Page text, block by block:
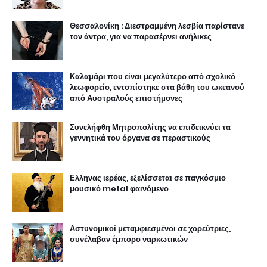
Θεσσαλονίκη : Διεστραμμένη λεσβία παρίστανε
τον άντρα, για να παρασέρνει ανήλικες
Καλαμάρι που είναι μεγαλύτερο από σχολικό
λεωφορείο, εντοπίστηκε στα βάθη του ωκεανού
από Αυστραλούς επιστήμονες
Συνελήφθη Μητροπολίτης να επιδεικνύει τα
γεννητικά του όργανα σε περαστικούς
Ελληνας ιερέας, εξελίσσεται σε παγκόσμιο
μουσικό metal φαινόμενο
Αστυνομικοί μεταμφιεσμένοι σε χορεύτριες,
συνέλαβαν έμπορο ναρκωτικών